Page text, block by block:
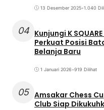
13 Desember 2025•1.040
04 Kunjungi K
Perkuat Posisi
Belanja Baru
1 Januari 2026•919 Dilihat
05 Amsakar Chess
Club Siap